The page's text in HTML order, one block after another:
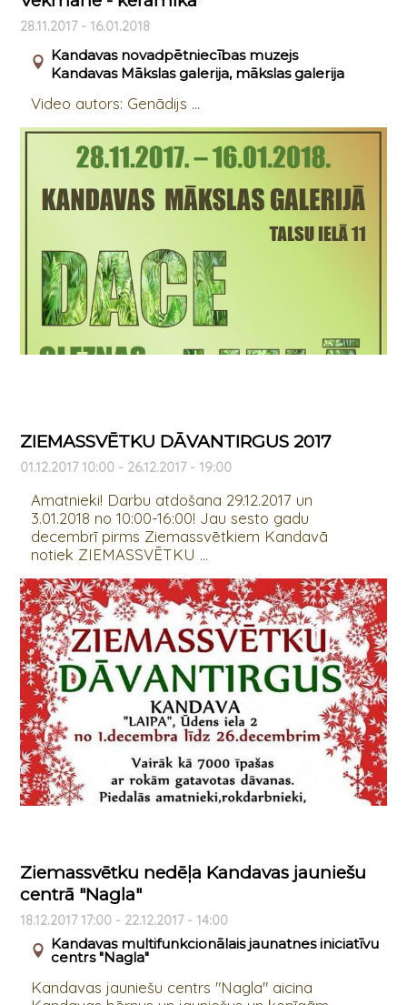
28.11.2017 - 16.01.2018
Kandavas novadpētniecības muzejs
Kandavas Mākslas galerija, mākslas galerija
Video autors: Genādijs ...
ZIEMASSVĒTKU DĀVANTIRGUS 2017
01.12.2017 10:00 - 26.12.2017 - 19:00
Amatnieki! Darbu atdošana 29.12.2017 un
3.01.2018 no 10:00-16:00! Jau sesto gadu
decembrī pirms Ziemassvētkiem Kandavā
notiek ZIEMASSVĒTKU ...
Ziemassvētku nedēļa Kandavas jauniešu
centrā "Nagla"
18.12.2017 17:00 - 22.12.2017 - 14:00
Kandavas multifunkcionālais jaunatnes iniciatīvu
centrs "Nagla"
Kandavas jauniešu centrs "Nagla" aicina